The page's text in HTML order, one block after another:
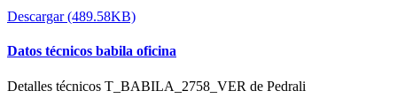
Descargar (489.58KB)
Datos técnicos babila oficina
Detalles técnicos T_BABILA_2758_VER de Pedrali